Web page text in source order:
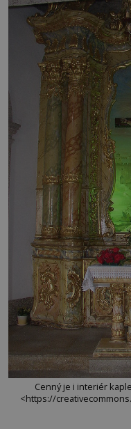
Cenný je i interiér
<https://